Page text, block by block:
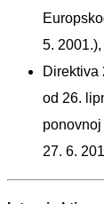
5. 2001.),
Direktiva
od 26.
27. 6.